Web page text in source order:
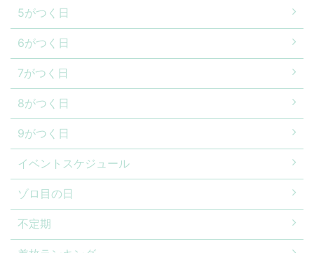
5がつく日
6がつく日
7がつく日
8がつく日
9がつく日
イベントスケジュール
ゾロ目の日
不定期